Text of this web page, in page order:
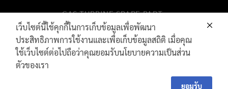
GAS TURBINE SPARE PART​
PIPELINE MAINTENANCE AND INSPECTION
PRODUCTS
INDUSTRIAL WIRE AND ROPE​
เว็บไซต์นี้ใช้คุกกี้ในการเก็บข้อมูลเพื่อพัฒนา
ประสิทธิภาพการใช้งานและเพื่อเก็บข้อมูลสถิติ เมื่อคุณ
ใช้เว็บไซต์ต่อไปถือว่าคุณยอมรับนโยบายความเป็นส่วน
ตัวของเรา
ยอมรับ
Us